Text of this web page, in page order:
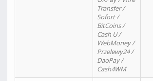
Transfer /
Sofort /
BitCoins /
Cash U /
WebMoney /
Przelewy24 /
DaoPay /
Cash4WM